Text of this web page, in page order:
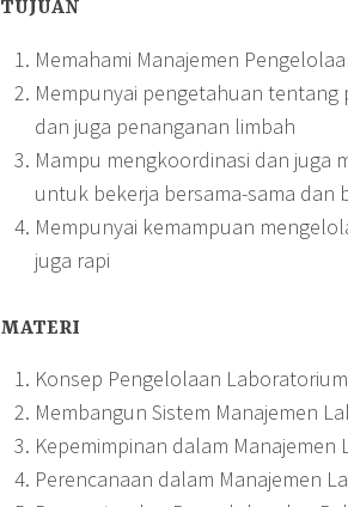
TUJUAN
Memahami Manajemen
Mempunyai pengetahuan tentang
dan juga penanganan limbah
Mampu mengkoordinasi dan juga
untuk bekerja bersama-sama dan
Mempunyai kemampuan
juga rapi
MATERI
Konsep Pengelolaan Laboratorium
Membangun Sistem Manajemen
Kepemimpinan dalam Manajemen
Perencanaan dalam Manajemen